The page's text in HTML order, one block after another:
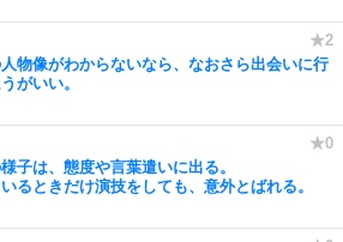
物像がわからないなら、なおさら出会いに行
がいい。
子は、態度や言葉遣いに出る。
るときだけ演技をしても、意外とばれる。